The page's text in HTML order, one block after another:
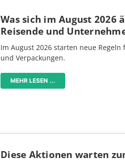
Was sich im August
Reisende und
Im August 2026 starten neue
und Verpackungen.
MEHR LESEN ...
Diese Aktionen warten